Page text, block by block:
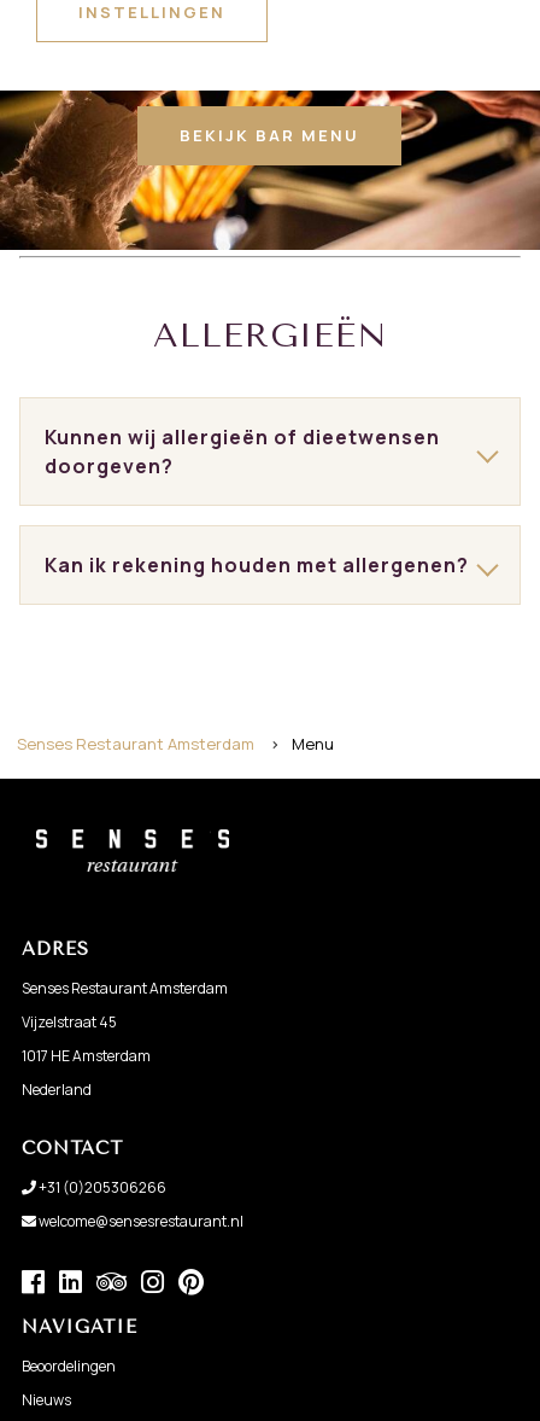
BAR
BEKIJK BAR MENU
ALLERGIEËN
Kunnen wij allergieën of dieetwensen
doorgeven?
Kan ik rekening houden met allergenen?
Senses Restaurant Amsterdam > Menu
ADRES
Senses Restaurant Amsterdam
Vijzelstraat 45
1017 HE Amsterdam
Nederland
CONTACT
+31 (0)205306266
welcome@sensesrestaurant.nl
NAVIGATIE
Beoordelingen
Nieuws
INSTELLINGEN